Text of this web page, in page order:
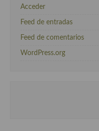
Acceder
Feed de entradas
Feed de comentarios
WordPress.org